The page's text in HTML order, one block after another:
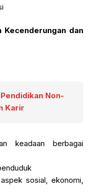
Kecenderungan dan
Non-
Karir
keadaan berbagai
sosial, ekonomi,